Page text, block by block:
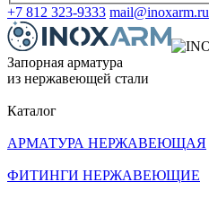
+7 812 323-9333 mail@inoxarm.ru
Запорная арматура
из нержавеющей стали
Каталог
АРМАТУРА НЕРЖАВЕЮЩАЯ
ФИТИНГИ НЕРЖАВЕЮЩИЕ